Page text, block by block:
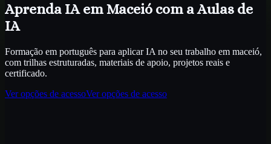
Aprenda IAem Maceió com a Aulas de
IA
Formação em português para aplicar IA no seu trabalho em maceió,
com trilhas estruturadas, materiais de apoio, projetos reais e
certificado.
Ver opções de acessoVer opções de acesso